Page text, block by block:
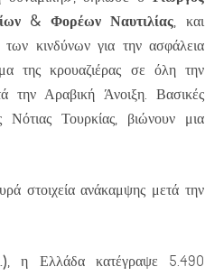
& Φορέων Ναυτιλίας, και
κινδύνων για την ασφάλεια
της κρουαζιέρας σε όλη την
την Αραβική Άνοιξη. Βασικές
Τουρκίας, βιώνουν μια
στοιχεία ανάκαμψης μετά την
, η Ελλάδα κατέγραψε 5.490